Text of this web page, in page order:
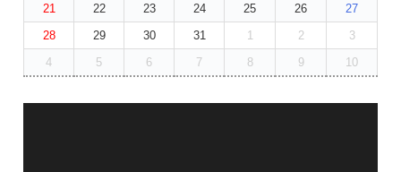
21
22 23 24 25 26
27
28
29 30 31 1 2
3
4
5 6 7 8 9 10